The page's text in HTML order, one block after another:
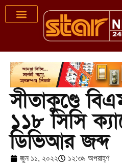
সীতাকুণ্ডে
১১৮ সিসি
ডিভিআর জব্দ
জুন ১১, ২০২২ ১২:৩৯ অপরাহ্ণ